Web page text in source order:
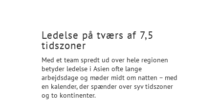
Ledelse på tværs af 7,5
tidszoner
Med et team spredt ud over hele regionen
betyder ledelse i Asien ofte lange
arbejdsdage og møder midt om natten – med
en kalender, der spænder over syv tidszoner
og to kontinenter.